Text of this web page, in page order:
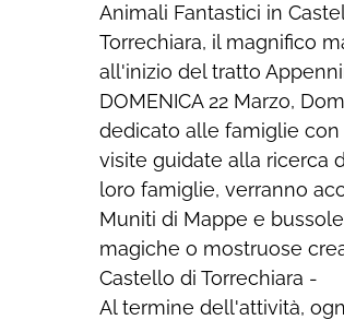
Animali Fantastici in
Torrechiara, il magnifico
all'inizio del tratto
DOMENICA 22 Marzo,
dedicato alle famiglie
visite guidate alla ricerca
loro famiglie, verranno
Muniti di Mappe e
magiche o mostruose
Castello di Torrechiara -
Al termine dell'attività,